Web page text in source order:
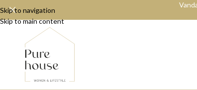
Skip to navigation
Skip to main content